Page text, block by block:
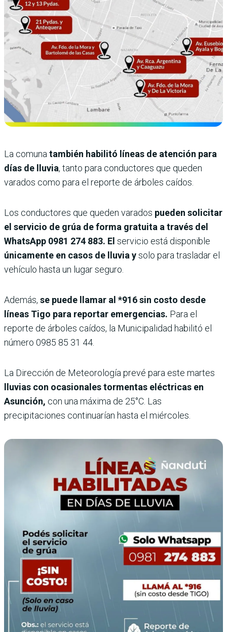
La comunatambién habilitó líneas de atención para
días de lluvia, tanto para conductores que queden
varados como para el reporte de árboles caídos.
Los conductores que queden varados pueden solicitar
el servicio de grúa de forma gratuita a través del
WhatsApp 0981 274 883. El servicio está disponible
únicamente en casos de lluvia ysolo para trasladar el
vehículo hasta un lugar seguro.
Además, se puede llamar al *916 sin costo desde
líneas Tigo para reportar emergencias. Para el
reporte de árboles caídos, la Municipalidad habilitó el
número 0985 85 31 44.
La Dirección de Meteorología prevé para este martes
lluvias con ocasionales tormentas eléctricas en
Asunción, con una máxima de 25°C. Las
precipitaciones continuarían hasta el miércoles.